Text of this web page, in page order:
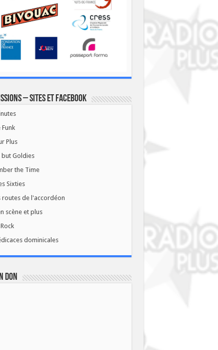
– Sites et Facebook
Funk
Plus
but Goldies
the Time
Sixties
routes de l'accordéon
scène et plus
dominicales
DON